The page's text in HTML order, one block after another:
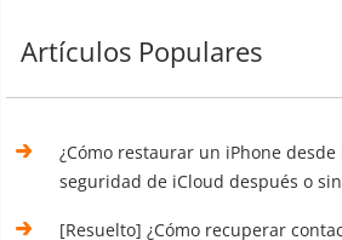
Artículos Populares
¿Cómo restaurar un iPhone
seguridad de iCloud después o
[Resuelto] ¿Cómo recuperar